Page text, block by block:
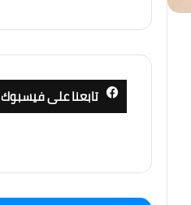
تابعنا على فيسبوك